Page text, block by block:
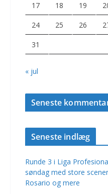
17 18 19
24 25 26
31
« jul
Seneste
Seneste indlæg
Runde 3 i Liga
søndag med store
Rosario og mere